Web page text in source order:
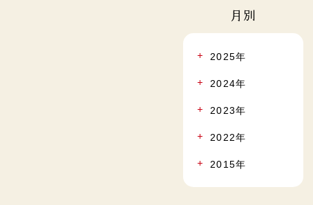
月別
2025年
2024年
2023年
2022年
2015年